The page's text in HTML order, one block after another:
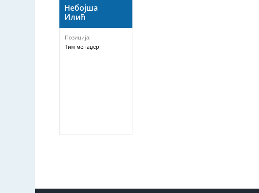
Небојша
Илић
Позиција:
Тим менаџер